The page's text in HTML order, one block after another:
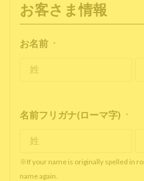
お客さま情報
お名前 *
名前フリガナ(ローマ字) *
※If your name is originally spelled in
name again.